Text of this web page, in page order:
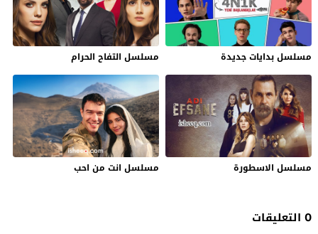
مسلسل بدايات جديدة مسلسل التفاح الحرام
مسلسل الاسطورة مسلسل انت من احب
0 التعليقات